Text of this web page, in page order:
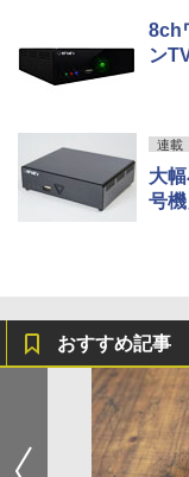
8ch
ン
連載
大
号機
おすすめ記事